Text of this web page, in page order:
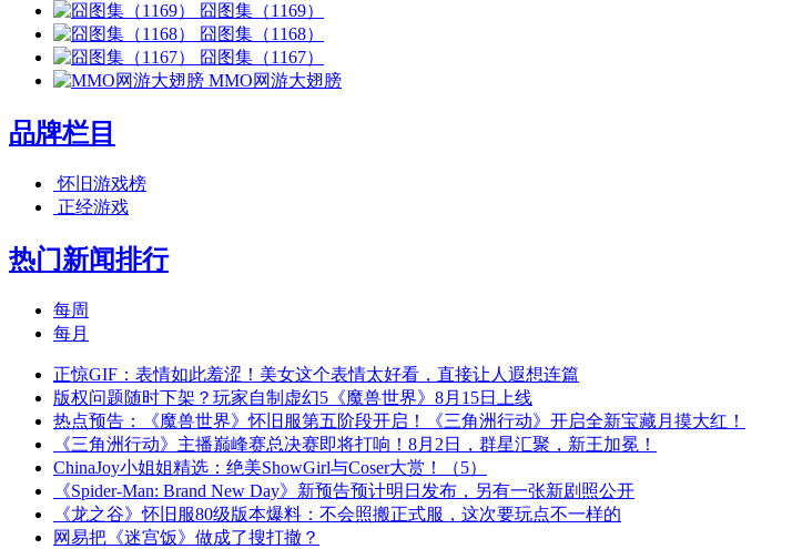
囧图集（1169）
囧图集（1168）
囧图集（1167）
MMO网游大翅膀
品牌栏目
怀旧游戏榜
正经游戏
热门新闻排行
每周
每月
正惊GIF：表情如此羞涩！美女这个表情太好看，直接让人遐想连篇
版权问题随时下架？玩家自制虚幻5《魔兽世界》8月15日上线
热点预告：《魔兽世界》怀旧服第五阶段开启！《三角洲行动》开启全新宝藏月摸大红！
《三角洲行动》主播巅峰赛总决赛即将打响！8月2日，群星汇聚，新王加冕！
ChinaJoy小姐姐精选：绝美ShowGirl与Coser大赏！（5）
《Spider-Man: Brand New Day》新预告预计明日发布，另有一张新剧照公开
《龙之谷》怀旧服80级版本爆料：不会照搬正式服，这次要玩点不一样的
网易把《迷宫饭》做成了搜打撤？